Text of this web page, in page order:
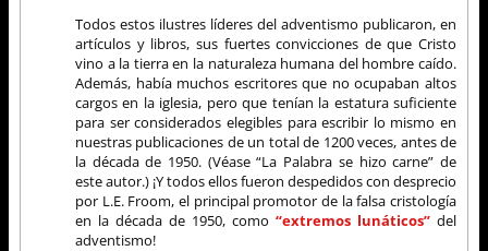
Todos estos ilustres líderes del adventismo publicaron, en
artículos y libros, sus fuertes convicciones de que Cristo
vino a la tierra en la naturaleza humana del hombre caído.
Además, había muchos escritores que no ocupaban altos
cargos en la iglesia, pero que tenían la estatura suficiente
para ser considerados elegibles para escribir lo mismo en
nuestras publicaciones de un total de 1200 veces, antes de
la década de 1950. (Véase “La Palabra se hizo carne” de
este autor.) ¡Y todos ellos fueron despedidos con desprecio
por L.E. Froom, el principal promotor de la falsa cristología
en la década de 1950, como “extremos lunáticos” del
adventismo!